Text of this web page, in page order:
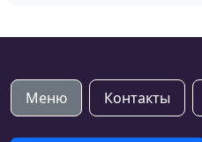
Меню Контакты